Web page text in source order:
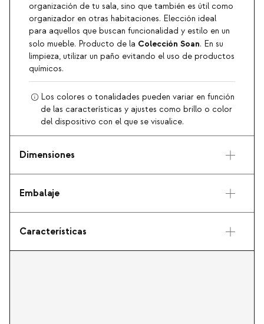
organización de tu sala, sino que también es útil como
organizador en otras habitaciones. Elección ideal
para aquellos que buscan funcionalidad y estilo en un
solo mueble. Producto de la Colección Soan. En su
limpieza, utilizar un paño evitando el uso de productos
químicos.
Los colores o tonalidades pueden variar en función
de las características y ajustes como brillo o color
del dispositivo con el que se visualice.
Dimensiones
Embalaje
Características